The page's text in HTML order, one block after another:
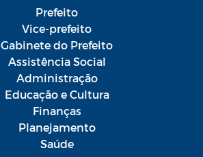
Prefeito
Vice-prefeito
Gabinete do Prefeito
Assistência Social
Administração
Educação e Cultura
Finanças
Planejamento
Saúde